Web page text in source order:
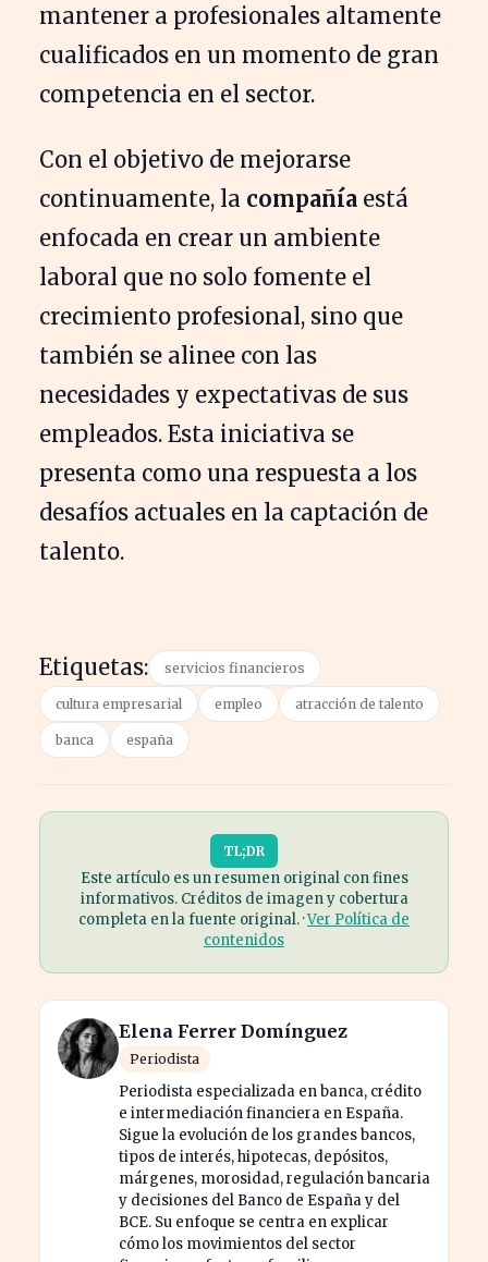
mantener a profesionales altamente
cualificados en un momento de gran
competencia en el sector.
Con el objetivo de mejorarse
continuamente, la compañía está
enfocada en crear un ambiente
laboral que no solo fomente el
crecimiento profesional, sino que
también se alinee con las
necesidades y expectativas de sus
empleados. Esta iniciativa se
presenta como una respuesta a los
desafíos actuales en la captación de
talento.
Etiquetas: servicios financieros
cultura empresarial empleo atracción de talento
banca españa
TL;DR
Este artículo es un resumen original con fines
informativos. Créditos de imagen y cobertura
completa en la fuente original. ·Ver Política de
contenidos
Elena Ferrer Domínguez
Periodista
Periodista especializada en banca, crédito
e intermediación financiera en España.
Sigue la evolución de los grandes bancos,
tipos de interés, hipotecas, depósitos,
márgenes, morosidad, regulación bancaria
y decisiones del Banco de España y del
BCE. Su enfoque se centra en explicar
cómo los movimientos del sector